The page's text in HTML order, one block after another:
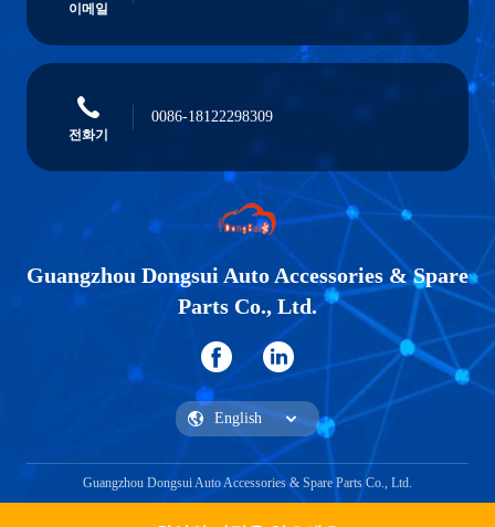
이메일
전화기
0086-18122298309
Guangzhou Dongsui Auto Accessories & Spare
Parts Co., Ltd.
Guangzhou Dongsui Auto Accessories & Spare Parts Co., Ltd.